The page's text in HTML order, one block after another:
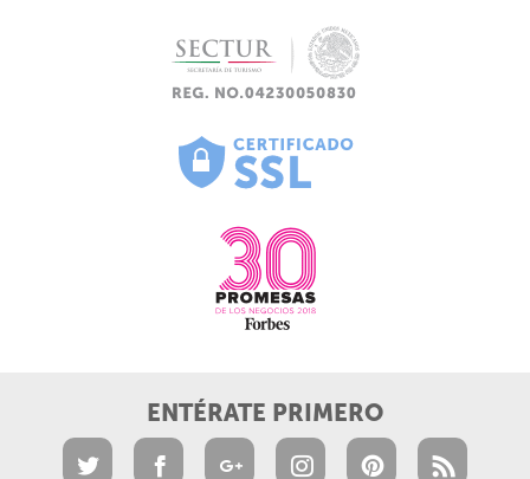
ENTÉRATE PRIMERO